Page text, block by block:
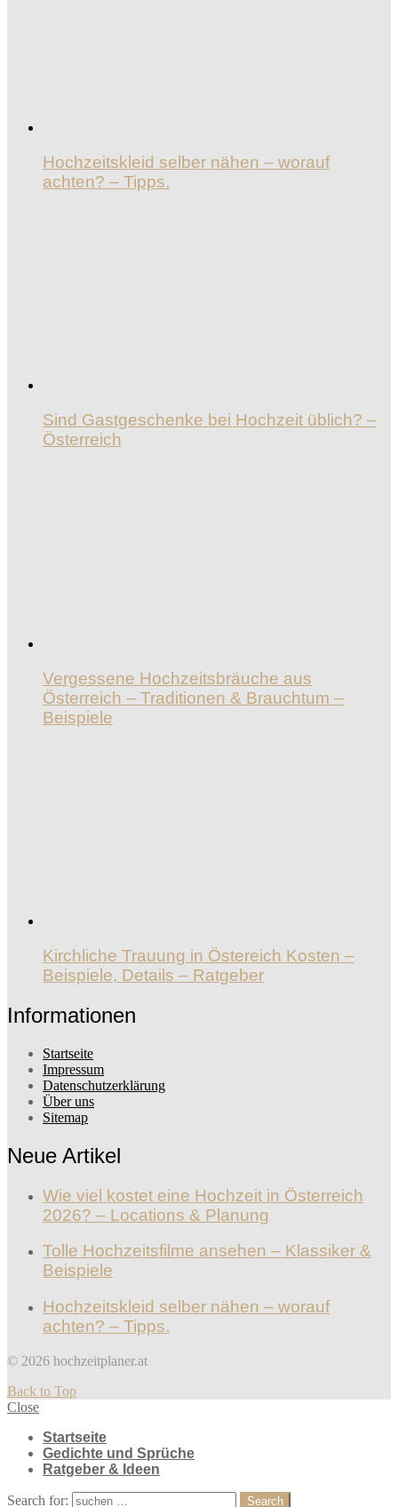
Hochzeitskleid selber nähen – worauf
achten? – Tipps.
Sind Gastgeschenke bei Hochzeit üblich? –
Österreich
Vergessene Hochzeitsbräuche aus
Österreich – Traditionen & Brauchtum –
Beispiele
Kirchliche Trauung in Östereich Kosten –
Beispiele, Details – Ratgeber
Informationen
Startseite
Impressum
Datenschutzerklärung
Über uns
Sitemap
Neue Artikel
Wie viel kostet eine Hochzeit in Österreich
2026? – Locations & Planung
Tolle Hochzeitsfilme ansehen – Klassiker &
Beispiele
Hochzeitskleid selber nähen – worauf
achten? – Tipps.
© 2026 hochzeitplaner.at
Back to Top
Close
Startseite
Gedichte und Sprüche
Ratgeber & Ideen
Search for: Search